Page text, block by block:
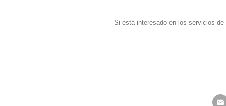
Si está interesado en los servicios